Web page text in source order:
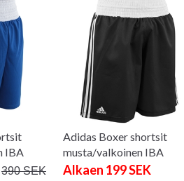
IBA
390 SEK
Adidas Boxer shortsit
musta/valkoinen IBA
Alkaen 199 SEK